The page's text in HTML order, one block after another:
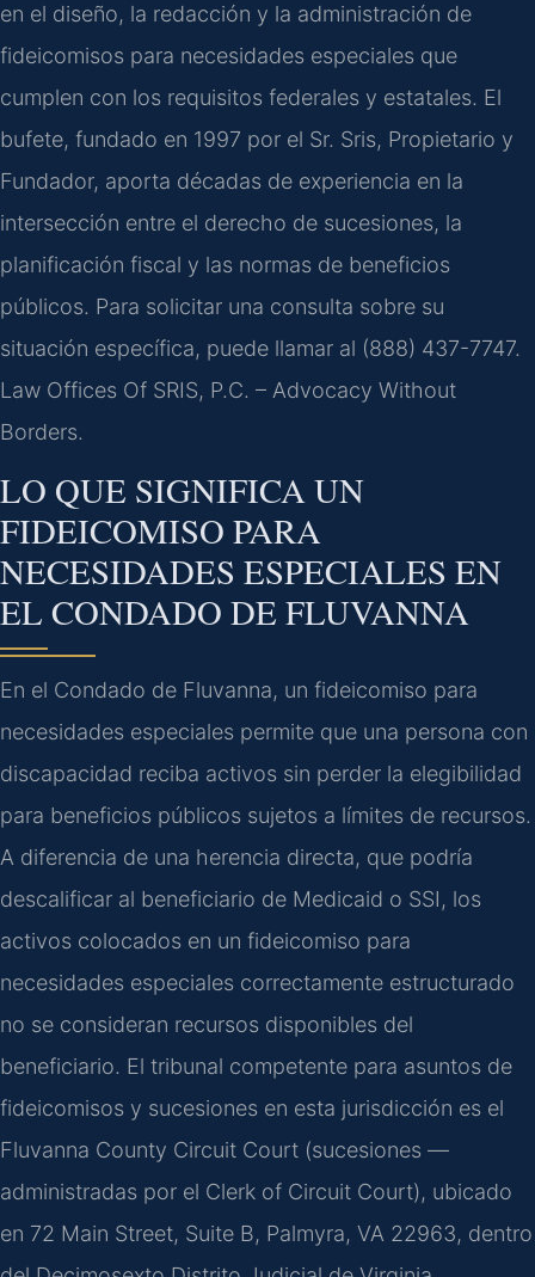
en el diseño, la redacción y la administración de
fideicomisos para necesidades especiales que
cumplen con los requisitos federales y estatales. El
bufete, fundado en 1997 por el Sr. Sris, Propietario y
Fundador, aporta décadas de experiencia en la
intersección entre el derecho de sucesiones, la
planificación fiscal y las normas de beneficios
públicos. Para solicitar una consulta sobre su
situación específica, puede llamar al (888) 437-7747.
Law Offices Of SRIS, P.C. – Advocacy Without
Borders.
LO QUE SIGNIFICA UN
FIDEICOMISO PARA
NECESIDADES ESPECIALES EN
EL CONDADO DE FLUVANNA
En el Condado de Fluvanna, un fideicomiso para
necesidades especiales permite que una persona con
discapacidad reciba activos sin perder la elegibilidad
para beneficios públicos sujetos a límites de recursos.
A diferencia de una herencia directa, que podría
descalificar al beneficiario de Medicaid o SSI, los
activos colocados en un fideicomiso para
necesidades especiales correctamente estructurado
no se consideran recursos disponibles del
beneficiario. El tribunal competente para asuntos de
fideicomisos y sucesiones en esta jurisdicción es el
Fluvanna County Circuit Court (sucesiones —
administradas por el Clerk of Circuit Court), ubicado
en 72 Main Street, Suite B, Palmyra, VA 22963, dentro